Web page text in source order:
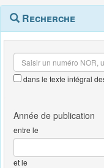
Navigation
outils
Menu
contextuel
Recherche
dans le texte intégral
entre le
et le